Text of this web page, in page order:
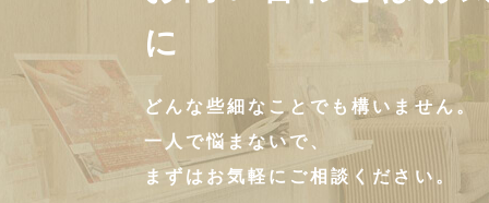
に
どんな些細なことでも構いません。
一人で悩まないで、
まずはお気軽にご相談ください。